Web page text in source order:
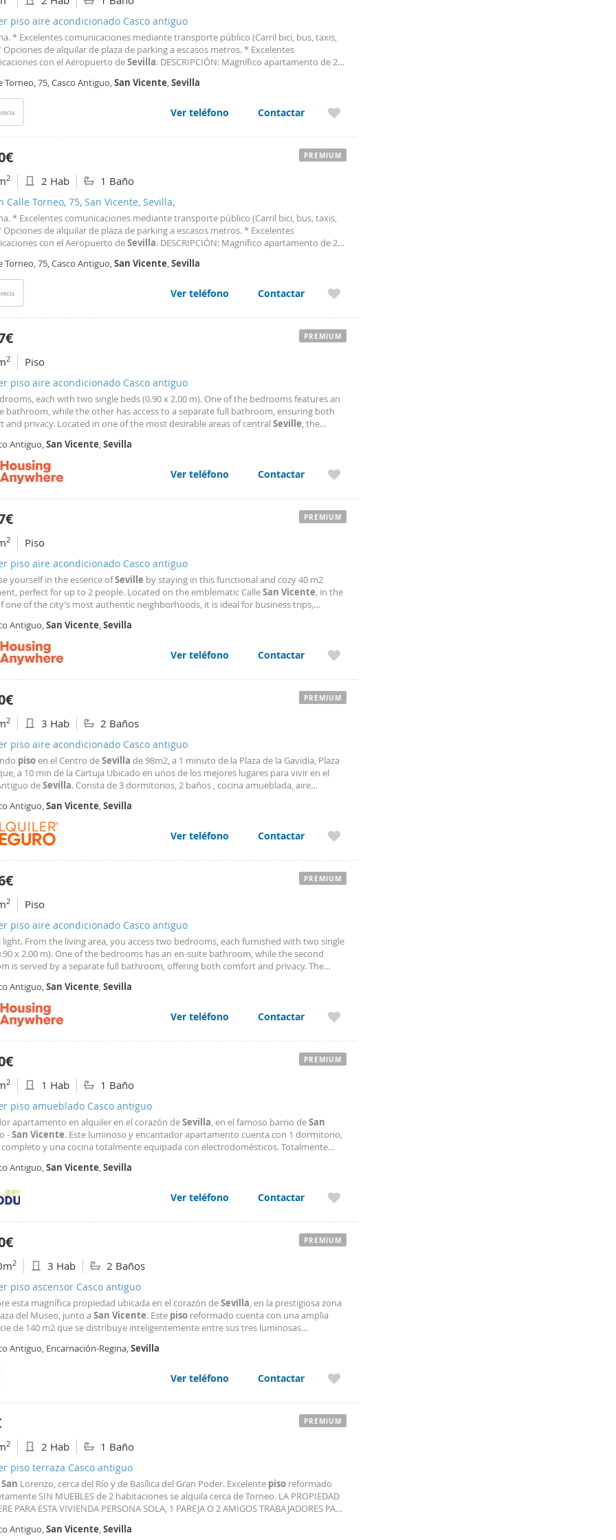
piso aire acondicionado Casco antiguo
* Excelentes comunicaciones mediante transporte público (Carril bici, bus, taxis,
Opciones de alquilar de plaza de parking a escasos metros. * Excelentes
con el Aeropuerto deSevilla. DESCRIPCIÓN: Magnífico apartamento de 2
de cocina necesario para 4 personas
Torneo, 75, Casco Antiguo,San Vicente,Sevilla
Ver teléfono Contactar
2 2 Hab 1 Baño
Calle Torneo, 75, San Vicente, Sevilla,
* Excelentes comunicaciones mediante transporte público (Carril bici, bus, taxis,
Opciones de alquilar de plaza de parking a escasos metros. * Excelentes
con el Aeropuerto deSevilla. DESCRIPCIÓN: Magnífico apartamento de 2
de cocina necesario para 4 personas
Torneo, 75, Casco Antiguo,San Vicente,Sevilla
Ver teléfono Contactar
PREMIUM
2 Piso
piso aire acondicionado Casco antiguo
each with two single beds (0.90 x 2.00 m). One of the bedrooms features an
bathroom, while the other has access to a separate full bathroom, ensuring both
and privacy. Located in one of the most desirable areas of central Seville, the
Armas Station, Paseo Colón, and the
Antiguo,San Vicente,Sevilla
Ver teléfono Contactar
PREMIUM
2 Piso
piso aire acondicionado Casco antiguo
yourself in the essence ofSeville by staying in this functional and cozy 40 m2
perfect for up to 2 people. Located on the emblematic CalleSan Vicente, in the
one of the city’s most authentic neighborhoods, it is ideal for business trips,
a fully equipped en-suite bathroom
Antiguo,San Vicente,Sevilla
Ver teléfono Contactar
PREMIUM
2 3 Hab 2 Baños
piso aire acondicionado Casco antiguo
pisoen el Centro deSevilla de 98m2, a 1 minuto de la Plaza de la Gavidia, Plaza
a 10 min de la Cartuja Ubicado en unos de los mejores lugares para vivir en el
deSevilla. Consta de 3 dormitorios, 2 baños , cocina amueblada, aire
empotrados en los 3 dormitorios
Antiguo,San Vicente,Sevilla
Ver teléfono Contactar
PREMIUM
2 Piso
piso aire acondicionado Casco antiguo
From the living area, you access two bedrooms, each furnished with two single
x 2.00 m). One of the bedrooms has an en-suite bathroom, while the second
is served by a separate full bathroom, offering both comfort and privacy. The
and within walking distance of
Antiguo,San Vicente,Sevilla
Ver teléfono Contactar
PREMIUM
2 1 Hab 1 Baño
piso amueblado Casco antiguo
apartamento en alquiler en el corazón deSevilla, en el famoso barrio deSan
-San Vicente. Este luminoso y encantador apartamento cuenta con 1 dormitorio,
completo y una cocina totalmente equipada con electrodomésticos. Totalmente
sola que busca vivir en una de las zonas más
Antiguo,San Vicente,Sevilla
Ver teléfono Contactar
PREMIUM
2 3 Hab 2 Baños
piso ascensor Casco antiguo
esta magnífica propiedad ubicada en el corazón deSevilla, en la prestigiosa zona
del Museo, junto a San Vicente. Este piso reformado cuenta con una amplia
de 140 m2 que se distribuye inteligentemente entre sus tres luminosas
con electrodomésticos a estrenar, garantizando
Antiguo, Encarnación-Regina,Sevilla
Ver teléfono Contactar
PREMIUM
2 2 Hab 1 Baño
piso terraza Casco antiguo
San Lorenzo, cerca del Río y de Basílica del Gran Poder. Excelente piso reformado
SIN MUEBLES de 2 habitaciones se alquila cerca de Torneo. LA PROPIEDAD
PARA ESTA VIVIENDA PERSONA SOLA, 1 PAREJA O 2 AMIGOS TRABAJADORES PARA
la calle. Cocina independiente, equipada y amueblada
Antiguo,San Vicente,Sevilla
PREMIUM